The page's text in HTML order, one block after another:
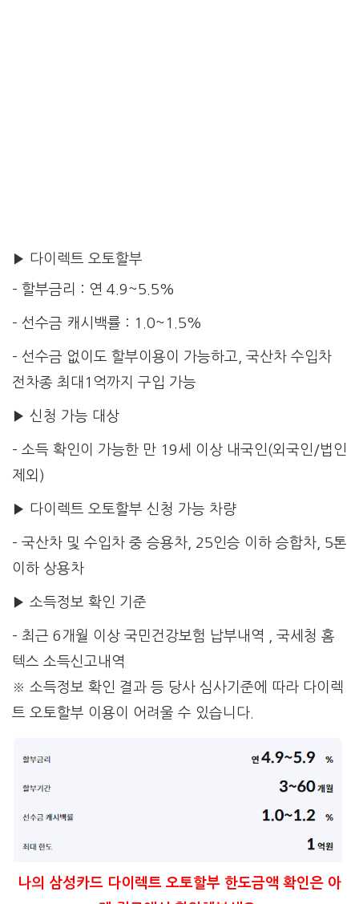
▶ 다이렉트 오토할부
– 할부금리 : 연 4.9~5.5%
– 선수금 캐시백률 : 1.0~1.5%
– 선수금 없이도 할부이용이 가능하고, 국산차 수입차
전차종 최대1억까지 구입 가능
▶ 신청 가능 대상
– 소득 확인이 가능한 만 19세 이상 내국인(외국인/법인
제외)
▶ 다이렉트 오토할부 신청 가능 차량
– 국산차 및 수입차 중 승용차, 25인승 이하 승합차, 5톤
이하 상용차
▶ 소득정보 확인 기준
– 최근 6개월 이상 국민건강보험 납부내역 , 국세청 홈
텍스 소득신고내역
※ 소득정보 확인 결과 등 당사 심사기준에 따라 다이렉
트 오토할부 이용이 어려울 수 있습니다.
나의 삼성카드 다이렉트 오토할부 한도금액 확인은 아